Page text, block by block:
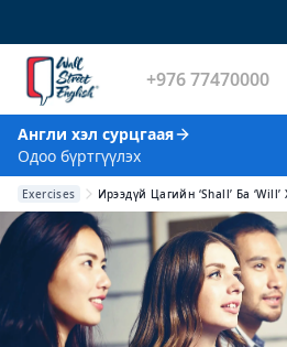
+976 77470000
Англи хэл сурцгаая
Одоо бүртгүүлэх
Exercises Ирээдүй Цагийн ‘Shall’ Ба